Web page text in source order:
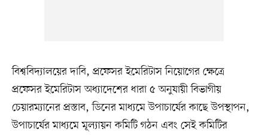
বিশ্ববিদ্যালয়ের দাবি, প্রফেসর ইমেরিটাস নিয়োগের ক্ষেত্রে
প্রফেসর ইমেরিটাস অধ্যাদেশের ধারা ৫ অনুযায়ী বিভাগীয়
চেয়ারম্যানের প্রস্তাব, ডিনের মাধ্যমে উপাচার্যের কাছে উপস্থাপন,
উপাচার্যের মাধ্যমে মূল্যায়ন কমিটি গঠন এবং সেই কমিটির